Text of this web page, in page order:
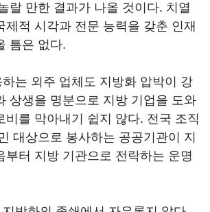
랄 만한 결과가 나올 것이다. 치열
제적 시각과 전문 능력을 갖춘 인재
틈은 없다.
는 외주 업체도 지방화 압박이 강
상생을 명분으로 지방 기업을 도와
비를 막아내기 쉽지 않다. 전국 조직
대상으로 봉사하는 공공기관이 지
부터 지방 기관으로 전락하는 운명